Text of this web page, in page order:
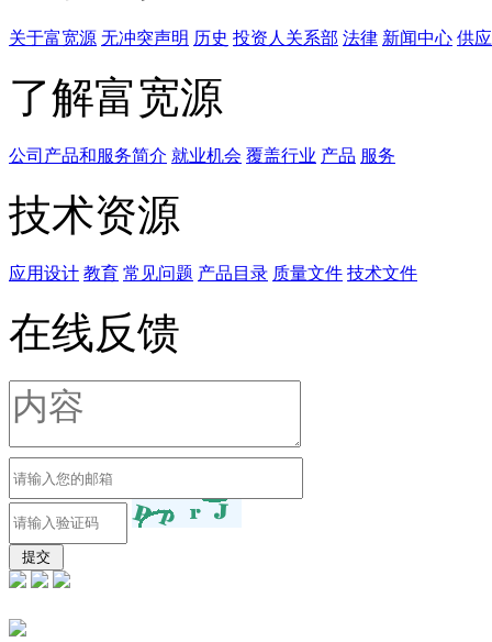
关于富宽源 无冲突声明 历史 投资人关系部 法律 新闻中心 供
了解富宽源
公司产品和服务简介 就业机会 覆盖行业 产品 服务
技术资源
应用设计 教育 常见问题 产品目录 质量文件 技术文件
在线反馈